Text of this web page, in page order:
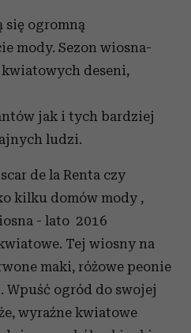
się ogromną
mody. Sezon wiosna-
deseni,
jak i tych bardziej
ludzi.
de la Renta czy
kilku domów mody ,
- lato 2016
Tej wiosny na
maki, różowe peonie
ogród do swojej
wyraźne kwiatowe